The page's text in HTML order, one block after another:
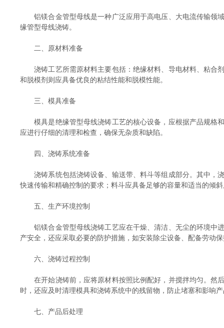
铝镁合金管型母线是一种广泛应用于高电压、大电流传输领域
缘管型母线浇铸。
二、原材料准备
浇铸工艺所需原材料主要包括：绝缘材料、导电材料、粘合剂
和脱模剂则应具备优良的粘结性能和脱模性能。
三、模具准备
模具是绝缘管型母线浇铸工艺的核心设备，应根据产品规格和
应进行仔细的清理和检查，确保无杂质和缺陷。
四、浇铸系统准备
浇铸系统包括浇铸设备、输送带、料斗等组成部分。其中，浇
快速传输和精确控制的要求；料斗应具备足够的容量和适当的倾
五、生产环境控制
铝镁合金管型母线浇铸工艺应在干燥、清洁、无尘的环境中进
产安全，还应采取必要的防护措施，如安装除尘设备、配备劳动
六、浇铸过程控制
在开始浇铸前，应将原材料按照比例配好，并搅拌均匀。然后
时，还应及时清理模具和浇铸系统中的残留物，防止堵塞和影响
七、产品后处理